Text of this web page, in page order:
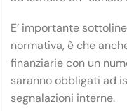
E’ importante
normativa, è che
finanziarie con un
saranno obbligati ad
segnalazioni interne.